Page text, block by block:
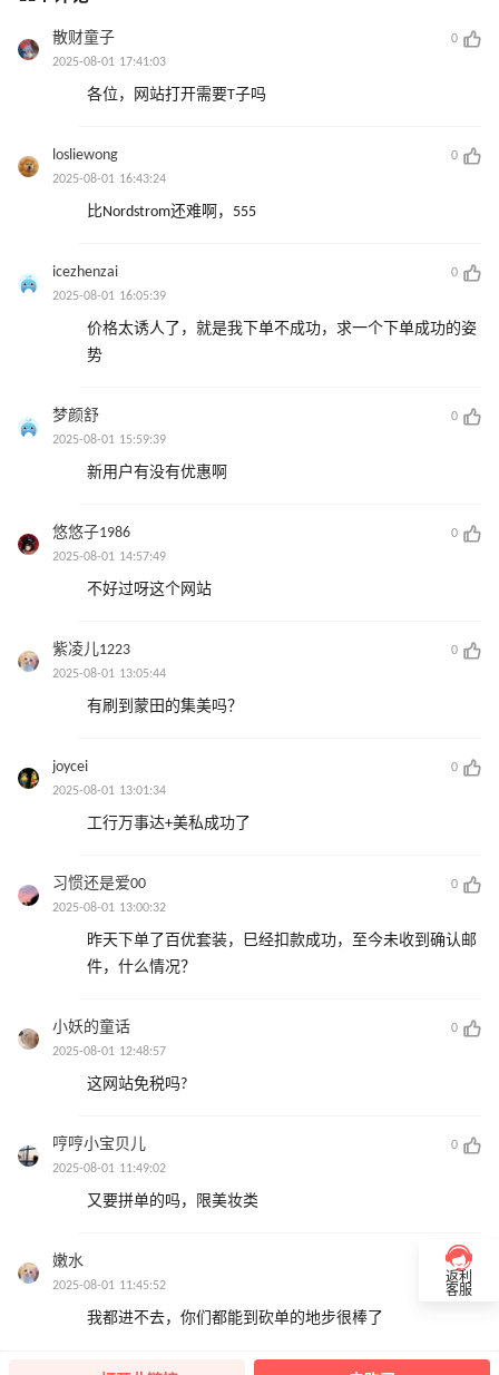
散财童子
0
2025-08-01 17:41:03
各位，网站打开需要T子吗
losliewong
0
2025-08-01 16:43:24
比Nordstrom还难啊，555
icezhenzai
0
2025-08-01 16:05:39
价格太诱人了，就是我下单不成功，求一个下单成功的姿
势
梦颜舒
0
2025-08-01 15:59:39
新用户有没有优惠啊
悠悠子1986
0
2025-08-01 14:57:49
不好过呀这个网站
紫凌儿1223
0
2025-08-01 13:05:44
有刷到蒙田的集美吗？
joycei
0
2025-08-01 13:01:34
工行万事达+美私成功了
习惯还是爱00
0
2025-08-01 13:00:32
昨天下单了百优套装，巳经扣款成功，至今未收到确认邮
件，什么情况？
小妖的童话
0
2025-08-01 12:48:57
这网站免税吗?
哼哼小宝贝儿
0
2025-08-01 11:49:02
又要拼单的吗，限美妆类
嫩水
0
2025-08-01 11:45:52
我都进不去，你们都能到砍单的地步很棒了
返利
客服